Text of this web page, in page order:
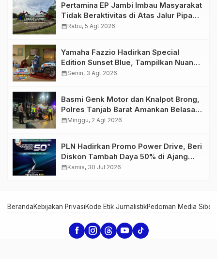
Pertamina EP Jambi Imbau Masyarakat
Tidak Beraktivitas di Atas Jalur Pipa
Migas Demi Keselamatan Bersama
calendar_monthRabu, 5 Agt 2026
Yamaha Fazzio Hadirkan Special
Edition Sunset Blue, Tampilkan Nuansa
Retro Summer yang Semakin Skena
calendar_monthSenin, 3 Agt 2026
Basmi Genk Motor dan Knalpot Brong,
Polres Tanjab Barat Amankan Belasan
Kendaraan
calendar_monthMinggu, 2 Agt 2026
PLN Hadirkan Promo Power Drive, Beri
Diskon Tambah Daya 50% di Ajang
GIIAS 2026
calendar_monthKamis, 30 Jul 2026
BerandaKebijakan PrivasiKode Etik JurnalistikPedoman Media Siber